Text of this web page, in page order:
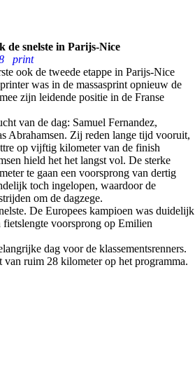
snelste in Parijs-Nice
print
ook de tweede etappe in Parijs-Nice
was in de massasprint opnieuw de
zijn leidende positie in de Franse
van de dag: Samuel Fernandez,
Abrahamsen. Zij reden lange tijd vooruit,
op vijftig kilometer van de finish
hield het het langst vol. De sterke
te gaan een voorsprong van dertig
toch ingelopen, waardoor de
om de dagzege.
De Europees kampioen was duidelijk
fietslengte voorsprong op Emilien
dag voor de klassementsrenners.
van ruim 28 kilometer op het programma.